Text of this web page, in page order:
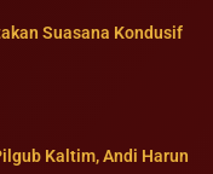
Suasana Kondusif
Kaltim, Andi Harun